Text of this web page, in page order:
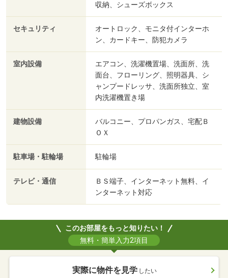
収納、シューズボックス
セキュリティ
オートロック、モニタ付インターホ
ン、カードキー、防犯カメラ
室内設備
エアコン、洗濯機置場、洗面所、洗
面台、フローリング、照明器具、シ
ャンプードレッサ、洗面所独立、室
内洗濯機置き場
建物設備
バルコニー、プロパンガス、宅配Ｂ
ＯＸ
駐車場・駐輪場 駐輪場
テレビ・通信
ＢＳ端子、インターネット無料、イ
ンターネット対応
このお部屋をもっと知りたい！
無料・簡単入力2項目
実際に物件を見学 したい